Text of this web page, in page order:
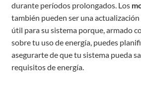
durante períodos prolongados. Los
también pueden ser una
útil para su sistema porque, armado
sobre tu uso de energía, puedes
asegurarte de que tu sistema pueda
requisitos de energía.